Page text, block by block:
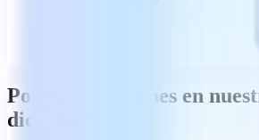
Potentes funciones en
diccionarios